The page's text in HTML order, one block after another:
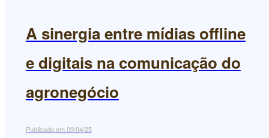
A sinergia entre mídias offline
e digitais na comunicação do
agronegócio
Publicado em 09/04/25